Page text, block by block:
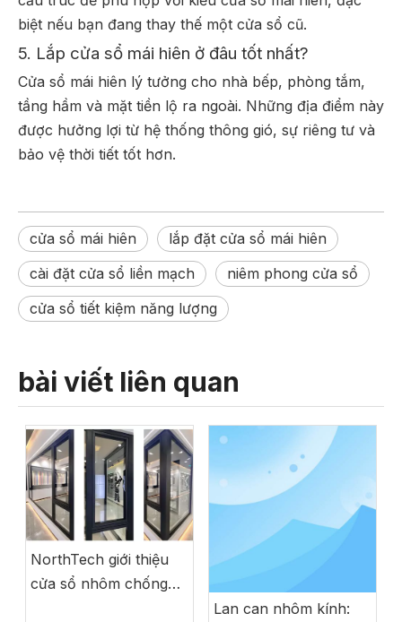
biệt nếu bạn đang thay thế một cửa sổ cũ.
5. Lắp cửa sổ mái hiên ở đâu tốt nhất?
Cửa sổ mái hiên lý tưởng cho nhà bếp, phòng tắm,
tầng hầm và mặt tiền lộ ra ngoài. Những địa điểm này
được hưởng lợi từ hệ thống thông gió, sự riêng tư và
bảo vệ thời tiết tốt hơn.
cửa sổ mái hiên
lắp đặt cửa sổ mái hiên
cài đặt cửa sổ liền mạch
niêm phong cửa sổ
cửa sổ tiết kiệm năng lượng
bài viết liên quan
NorthTech giới thiệu
cửa sổ nhôm chống
Lan can nhôm kính: